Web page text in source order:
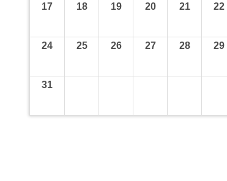
17 18 19 20 21 22
24 25 26 27 28 29
31